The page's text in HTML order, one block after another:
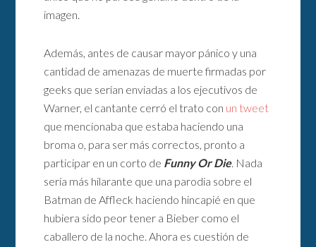
imagen.
Además, antes de causar mayor pánico y una
cantidad de amenazas de muerte firmadas por
geeks que serían enviadas a los ejecutivos de
Warner, el cantante cerró el trato con un tweet
que mencionaba que estaba haciendo una
broma o, para ser más correctos, pronto a
participar en un corto de Funny Or Die. Nada
sería más hilarante que una parodia sobre el
Batman de Affleck haciendo hincapié en que
hubiera sido peor tener a Bieber como el
caballero de la noche. Ahora es cuestión de